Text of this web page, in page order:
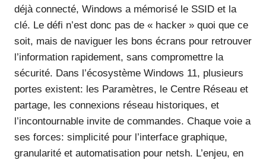
déjà connecté, Windows a mémorisé le SSID et la
clé. Le défi n’est donc pas de « hacker » quoi que ce
soit, mais de naviguer les bons écrans pour retrouver
l’information rapidement, sans compromettre la
sécurité. Dans l’écosystème Windows 11, plusieurs
portes existent: les Paramètres, le Centre Réseau et
partage, les connexions réseau historiques, et
l’incontournable invite de commandes. Chaque voie a
ses forces: simplicité pour l’interface graphique,
granularité et automatisation pour netsh. L’enjeu, en